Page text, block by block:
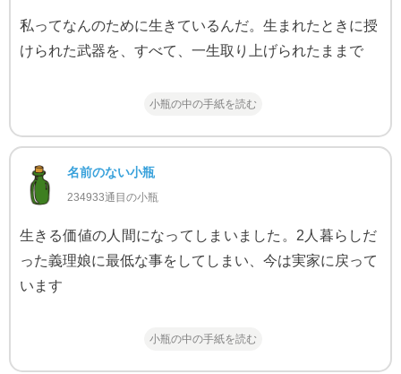
私ってなんのために生きているんだ。生まれたときに授
けられた武器を、すべて、一生取り上げられたままで
小瓶の中の手紙を読む
名前のない小瓶
234933通目の小瓶
生きる価値の人間になってしまいました。2人暮らしだ
った義理娘に最低な事をしてしまい、今は実家に戻って
います
小瓶の中の手紙を読む